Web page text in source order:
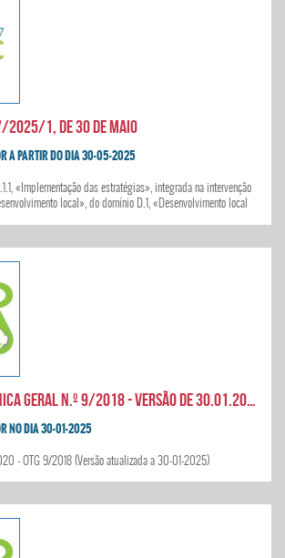
1, de 30 de maio
A PARTIR DO DIA 30-05-2025
«Implementação das estratégias», integrada na intervenção
local», do domínio D.1, «Desenvolvimento local
Orientação Técnica Geral n.º 9/2018 - Versão de 30.01.2025
NO DIA 30-01-2025
- OTG 9/2018 (Versão atualizada a 30-01-2025)